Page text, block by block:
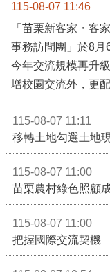
115-08-07 11:46
「苗栗新客家・客
事務訪問團」於8月
今年交流規模再升
115-08-07 11:11
115-08-07 11:00
115-08-07 11:00